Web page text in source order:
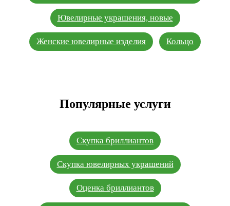
Ювелирные украшения, новые
Женские ювелирные изделия Кольцо
Популярные услуги
Скупка бриллиантов
Скупка ювелирных украшений
Оценка бриллиантов